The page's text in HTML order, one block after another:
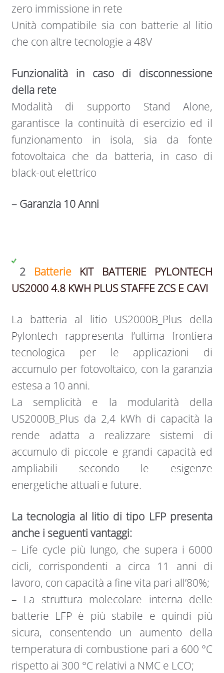
zero immissione in rete
Unità compatibile sia con batterie al litio
che con altre tecnologie a 48V
Funzionalità in caso di disconnessione
della rete
Modalità di supporto Stand Alone,
garantisce la continuità di esercizio ed il
funzionamento in isola, sia da fonte
fotovoltaica che da batteria, in caso di
black-out elettrico
– Garanzia 10 Anni
2 Batterie
KIT BATTERIE PYLONTECH
US2000 4.8 KWH PLUS STAFFE ZCS E CAVI
La batteria al litio US2000B_Plus della
Pylontech rappresenta l’ultima frontiera
tecnologica per le applicazioni di
accumulo per fotovoltaico, con la garanzia
estesa a 10 anni.
La semplicità e la modularità della
US2000B_Plus da 2,4 kWh di capacità la
rende adatta a realizzare sistemi di
accumulo di piccole e grandi capacità ed
ampliabili secondo le esigenze
energetiche attuali e future.
La tecnologia al litio di tipo LFP presenta
anche i seguenti vantaggi:
– Life cycle più lungo, che supera i 6000
cicli, corrispondenti a circa 11 anni di
lavoro, con capacità a fine vita pari all’80%;
– La struttura molecolare interna delle
batterie LFP è più stabile e quindi più
sicura, consentendo un aumento della
temperatura di combustione pari a 600 °C
rispetto ai 300 °C relativi a NMC e LCO;